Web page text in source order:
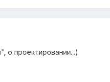
о проектировании...)